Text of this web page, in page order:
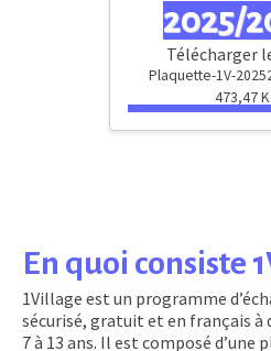
2025/
Télécharger
Plaquette-1V-
473,47
En quoi consiste
1Village est un programme
sécurisé, gratuit et en français
7 à 13 ans. Il est composé